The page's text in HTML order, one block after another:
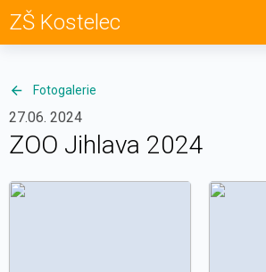
ZŠ Kostelec
Fotogalerie
27.06. 2024
ZOO Jihlava 2024